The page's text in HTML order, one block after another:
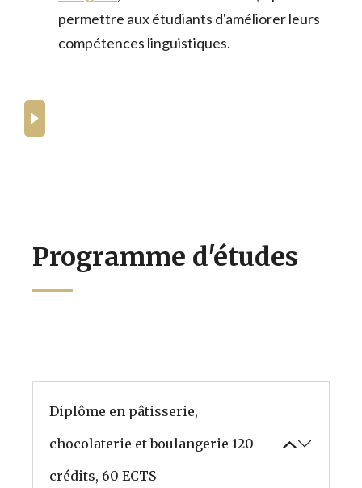
permettre aux étudiants d'améliorer leurs
compétences linguistiques.
Programme d'études
Diplôme en pâtisserie,
chocolaterie et boulangerie 120
crédits, 60 ECTS